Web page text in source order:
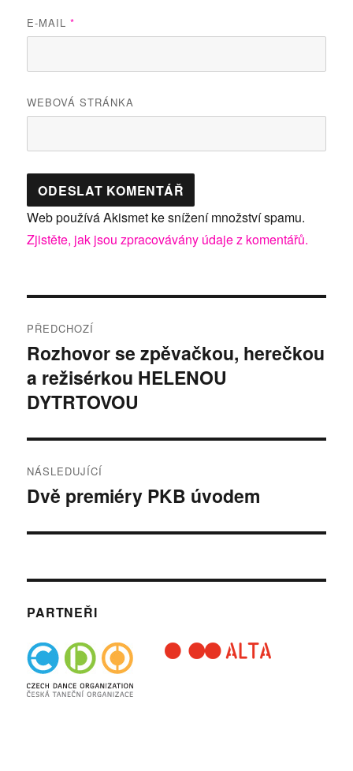
E-MAIL*
WEBOVÁ STRÁNKA
Web používá Akismet ke snížení množství spamu.
Zjistěte, jak jsou zpracovávány údaje z komentářů.
pro
příspěvek
PŘEDCHOZÍ
Předchozí
příspěvek:
Rozhovor se zpěvačkou, herečkou
a režisérkou HELENOU
DYTRTOVOU
NÁSLEDUJÍCÍ
Následující
Dvě premiéry PKB úvodem
PARTNEŘI